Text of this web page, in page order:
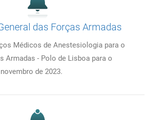
das Forças Armadas
Médicos de Anestesiologia para o
Armadas - Polo de Lisboa para o
de 2023.